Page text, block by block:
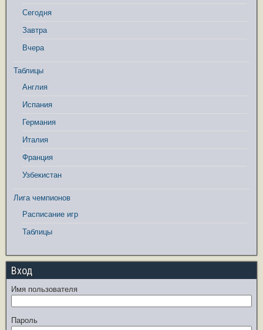
Сегодня
Завтра
Вчера
Таблицы
Англия
Испания
Германия
Италия
Франция
Узбекистан
Лига чемпионов
Расписание игр
Таблицы
Вход
Имя пользователя
Пароль